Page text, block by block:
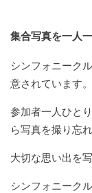
集合写真を一人
シンフォニーク
意されています。
参加者一人ひと
ら写真を撮り忘
大切な思い出を
シンフォニーク